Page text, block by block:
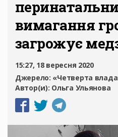
вимагання
загрожує
15:27, 18 вересня 2020
Джерело: «Четверта
Автор(и): Ольга Ульянова